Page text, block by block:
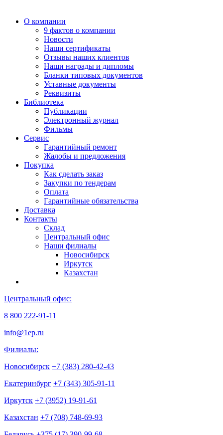
О компании
9 фактов о компании
Новости
Наши сертификаты
Отзывы наших клиентов
Наши награды и дипломы
Бланки типовых документов
Уставные документы
Реквизиты
Библиотека
Публикации
Электронный журнал
Фильмы
Сервис
Гарантийный ремонт
Жалобы и предложения
Покупка
Как сделать заказ
Закупки по тендерам
Оплата
Гарантийные обязательства
Доставка
Контакты
Склад
Центральный офис
Наши филиалы
Новосибирск
Иркутск
Казахстан
Центральный офис:
8 800 222-91-11
info@1ep.ru
Филиалы:
Новосибирск +7 (383) 280-42-43
Екатеринбург +7 (343) 305-91-11
Иркутск +7 (3952) 19-91-61
Казахстан +7 (708) 748-69-93